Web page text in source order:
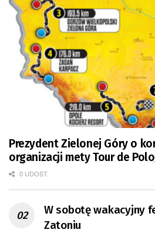
Prezydent Zielonej Góry o
organizacji mety Tour de
0 UDOST.
W sobotę wakacyjny
Zatoniu